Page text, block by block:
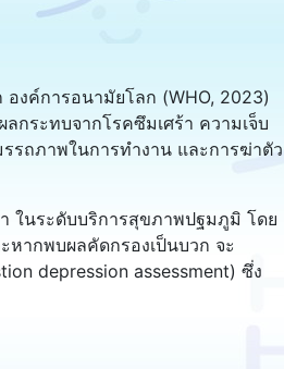
งค์การอนามัยโลก (WHO, 2023)
กระทบจากโรคซึมเศร้า ความเจ็บ
รถภาพในการทำงาน และการฆ่าตัว
ในระดับบริการสุขภาพปฐมภูมิ โดย
หากพบผลคัดกรองเป็นบวก จะ
depression assessment) ซึ่ง